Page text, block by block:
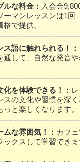
ルな料金： 入会金
ーマンレッスンは1回
格で提供。
ス語に触れられる！：
通して、自然な発音
化を体験できる！：
スの文化や習慣を深
っと楽しくなります。
ムな雰囲気！： カフ
ックスして学習できま